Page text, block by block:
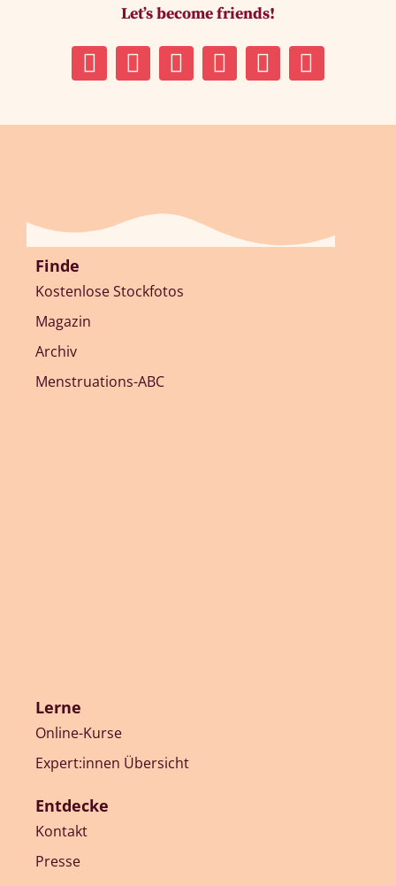
Let’s become friends!
Finde
Kostenlose Stockfotos
Magazin
Archiv
Menstruations-ABC
Lerne
Online-Kurse
Expert:innen Übersicht
Entdecke
Kontakt
Presse